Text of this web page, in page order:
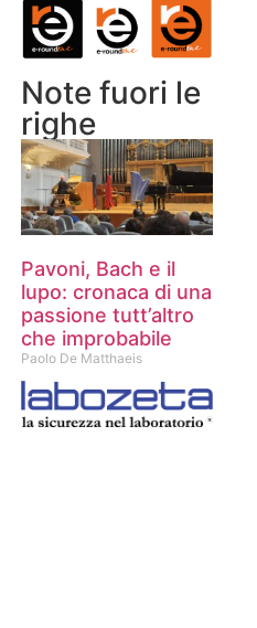
Note fuori le
righe
Pavoni, Bach e il
lupo: cronaca di una
passione tutt’altro
che improbabile
Paolo De Matthaeis